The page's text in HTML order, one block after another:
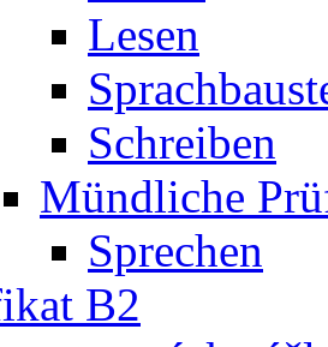
Lesen
Schreiben
Mündliche
Sprechen
B2